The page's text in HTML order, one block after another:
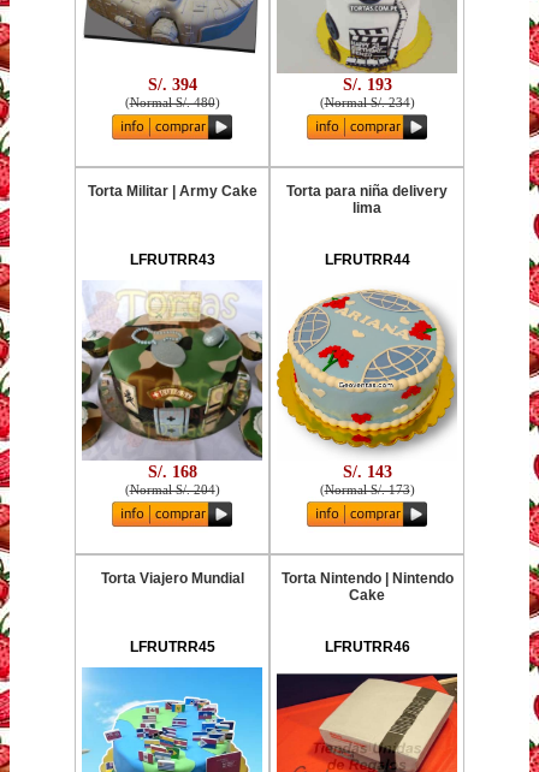
S/. 394
(Normal S/. 480)
S/. 193
(Normal S/. 234)
Torta Militar | Army Cake
LFRUTRR43
S/. 168
(Normal S/. 204)
Torta para niña delivery
lima
LFRUTRR44
S/. 143
(Normal S/. 173)
Torta Viajero Mundial
LFRUTRR45
Torta Nintendo | Nintendo
Cake
LFRUTRR46